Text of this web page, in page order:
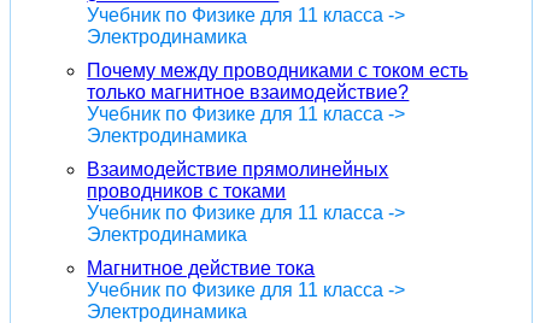
Учебник по Физике для 11 класса ->
Электродинамика
Почему между проводниками с током есть
только магнитное взаимодействие?
Учебник по Физике для 11 класса ->
Электродинамика
Взаимодействие прямолинейных
проводников с токами
Учебник по Физике для 11 класса ->
Электродинамика
Магнитное действие тока
Учебник по Физике для 11 класса ->
Электродинамика